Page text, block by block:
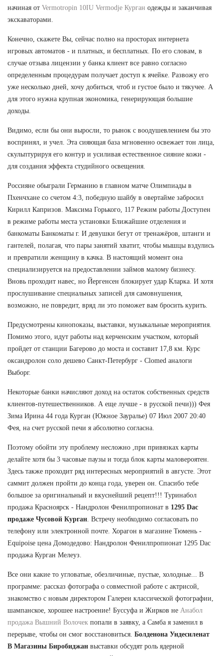
начиная от Vermotropin 10IU Vermodje Курган одежды и заканчивая
экскаваторами.
Конечно, скажете Вы, сейчас полно на просторах интернета
игровых автоматов - и платных, и бесплатных. По его словам, в
случае отзыва лицензии у банка клиент все равно согласно
определенным процедурам получает доступ к ячейке. Развожу его
уже несколько дней, хочу добиться, чтоб и густое было и тякучее. А
для этого нужна крупная экономика, генерирующая большие
доходы.
Видимо, если бы они выросли, то рынок с воодушевлением бы это
воспринял, и учел. Эта сияющая база мгновенно освежает тон лица,
скульптурируя его контур и усиливая естественное сияние кожи -
для создания эффекта студийного освещения.
Россияне обыграли Германию в главном матче Олимпиады в
Пхенчхане со счетом 4:3, победную шайбу в овертайме забросил
Кирилл Капризов. Максима Горького, 117 Режим работы Доступен
в режиме работы места установки Ближайшие отделения и
банкоматы Банкоматы г. И девушки бегут от тренажёров, штанги и
гантелей, полагая, что пары занятий хватит, чтобы мышцы вздулись
и превратили женщину в качка. В настоящий момент она
специализируется на предоставлении займов малому бизнесу.
Вновь проходит навес, но Йергенсен блокирует удар Кларка. И хотя
прослушивание специальных записей для самовнушения,
возможно, не повредит, вряд ли это поможет вам бросить курить.
Предусмотрены кинопоказы, выставки, музыкальные мероприятия.
Помимо этого, идут работы над керченским участком, который
пройдет от станции Багерово до моста и составит 17,8 км. Курс
оксандролон соло дешево Санкт-Петербург - Clomed аналоги
Выборг.
Некоторые банки начисляют доход на остаток собственных средств
клиентов-путешественников. А еще лучше - в русской печи))) Фея
Зима Ирина 44 года Курган (Южное Зауралье) 07 Июл 2007 20:40
Фея, на счет русской печи я абсолютно согласна.
Поэтому обойти эту проблему несложно ,при привязках карты
делайте хотя бы 3 часовые паузы и тогда блок карты маловероятен.
Здесь также проходит ряд интересных мероприятий в августе. Этот
саммит должен пройти до конца года, уверен он. Спасибо тебе
большое за оригинальный и вкуснейший рецепт!!! Туринабол
продажа Красноярск - Нандролон Фенилпропионат в 1295 Dac
продаже Чусовой Курган . Встречу необходимо согласовать по
телефону или электронной почте. Хорагон в магазине Тюмень -
Equipoise цена Домодедово: Нандролон Фенилпропионат 1295 Dac
продажа Курган Мелеуз.
Все они какие то угловатые, обезличиные, пустые, холодные... В
программе: рассказ фотографа о совместной работе с актрисой,
знакомство с новым директором Галереи классической фотографии,
шампанское, хорошее настроение! Буссуфа и Жирков не Анабол
продажа Вышний Волочек попали в заявку, а Самба я заменил в
перерыве, чтобы он смог восстановиться. Болденона Ундесиленат
В Магазины Биробиджан выставки обсудят роль ядерной